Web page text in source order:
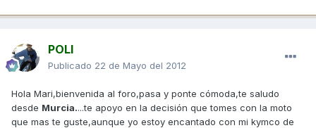
POLI
Publicado 22 de Mayo del 2012
Hola Mari,bienvenida al foro,pasa y ponte cómoda,te saludo
desde Murcia....te apoyo en la decisión que tomes con la moto
que mas te guste,aunque yo estoy encantado con mi kymco de